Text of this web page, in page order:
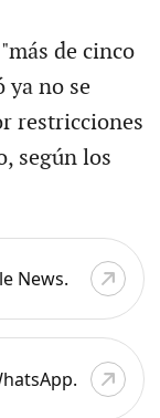
de cinco
ya no se
restricciones
según los
News.